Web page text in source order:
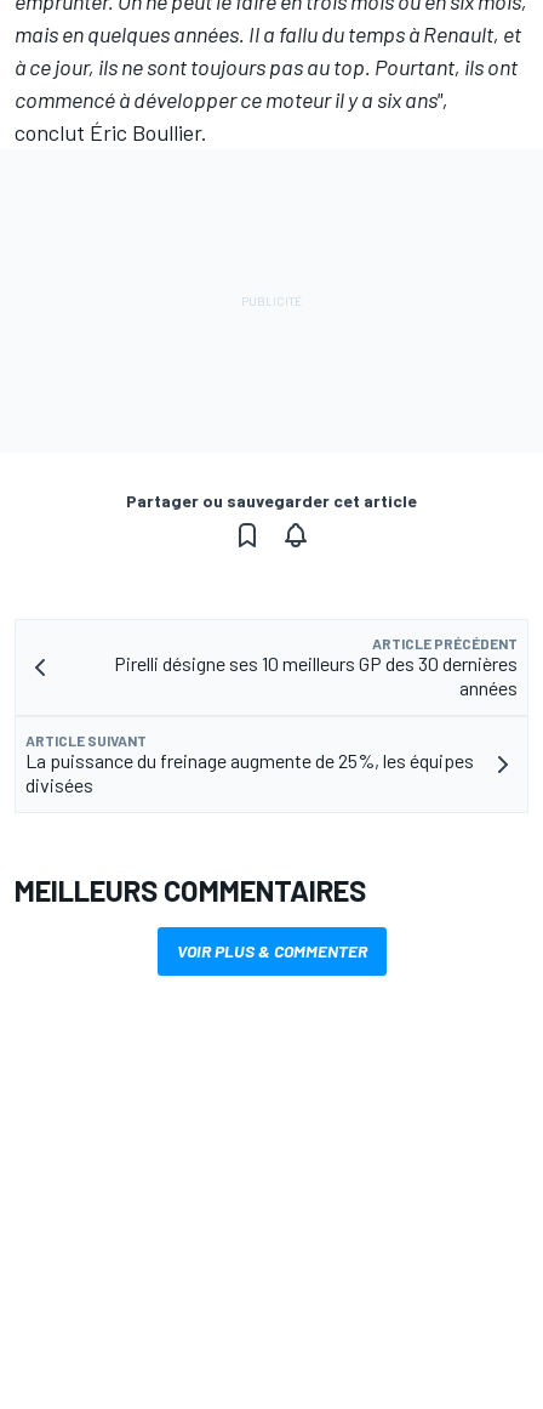
mais en quelques années. Il a fallu du temps à Renault, et
à ce jour, ils ne sont toujours pas au top. Pourtant, ils ont
commencé à développer ce moteur il y a six ans",
conclut Éric Boullier.
Partager ou sauvegarder cet article
ARTICLE PRÉCÉDENT
Pirelli désigne ses 10 meilleurs GP des 30 dernières
années
ARTICLE SUIVANT
La puissance du freinage augmente de 25%, les équipes
divisées
MEILLEURS COMMENTAIRES
VOIR PLUS & COMMENTER